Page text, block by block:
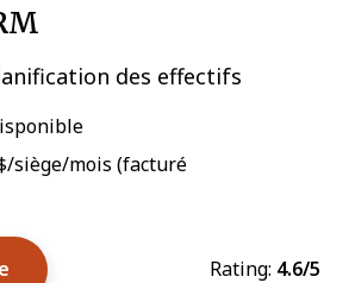
des effectifs
siège/mois (facturé
Rating: 4.6/5